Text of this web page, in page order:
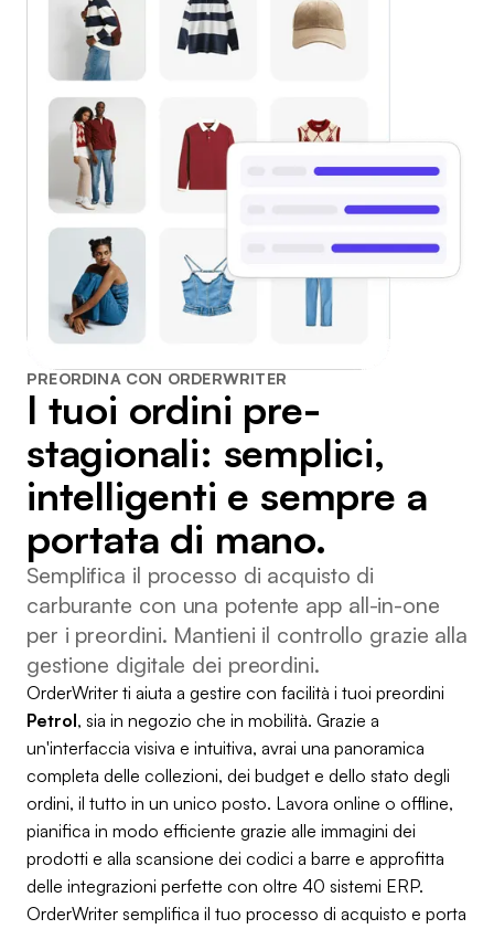
PREORDINA CON ORDERWRITER
I tuoi ordini pre-
stagionali: semplici,
intelligenti e sempre a
portata di mano.
Semplifica il processo di acquisto di
carburante con una potente app all-in-one
per i preordini. Mantieni il controllo grazie alla
gestione digitale dei preordini.
OrderWriter ti aiuta a gestire con facilità i tuoi preordini
Petrol, sia in negozio che in mobilità. Grazie a
un'interfaccia visiva e intuitiva, avrai una panoramica
completa delle collezioni, dei budget e dello stato degli
ordini, il tutto in un unico posto. Lavora online o offline,
pianifica in modo efficiente grazie alle immagini dei
prodotti e alla scansione dei codici a barre e approfitta
delle integrazioni perfette con oltre 40 sistemi ERP.
OrderWriter semplifica il tuo processo di acquisto e porta